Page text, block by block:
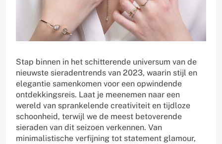
Stap binnen in het schitterende universum van de
nieuwste sieradentrends van 2023, waarin stijl en
elegantie samenkomen voor een opwindende
ontdekkingsreis. Laat je meenemen naar een
wereld van sprankelende creativiteit en tijdloze
schoonheid, terwijl we de meest betoverende
sieraden van dit seizoen verkennen. Van
minimalistische verfijning tot statement glamour,